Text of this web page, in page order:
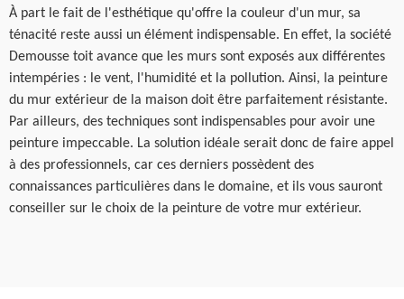
À part le fait de l'esthétique qu'offre la couleur d'un mur, sa
ténacité reste aussi un élément indispensable. En effet, la société
Demousse toit avance que les murs sont exposés aux différentes
intempéries : le vent, l'humidité et la pollution. Ainsi, la peinture
du mur extérieur de la maison doit être parfaitement résistante.
Par ailleurs, des techniques sont indispensables pour avoir une
peinture impeccable. La solution idéale serait donc de faire appel
à des professionnels, car ces derniers possèdent des
connaissances particulières dans le domaine, et ils vous sauront
conseiller sur le choix de la peinture de votre mur extérieur.